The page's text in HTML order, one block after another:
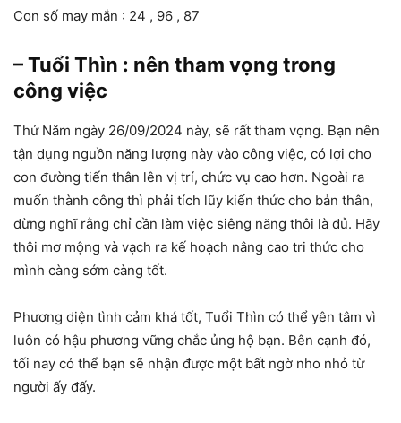
Con số may mắn : 24 , 96 , 87
– Tuổi Thìn : nên tham vọng trong
công việc
Thứ Năm ngày 26/09/2024 này, sẽ rất tham vọng. Bạn nên
tận dụng nguồn năng lượng này vào công việc, có lợi cho
con đường tiến thân lên vị trí, chức vụ cao hơn. Ngoài ra
muốn thành công thì phải tích lũy kiến thức cho bản thân,
đừng nghĩ rằng chỉ cần làm việc siêng năng thôi là đủ. Hãy
thôi mơ mộng và vạch ra kế hoạch nâng cao tri thức cho
mình càng sớm càng tốt.
Phương diện tình cảm khá tốt, Tuổi Thìn có thể yên tâm vì
luôn có hậu phương vững chắc ủng hộ bạn. Bên cạnh đó,
tối nay có thể bạn sẽ nhận được một bất ngờ nho nhỏ từ
người ấy đấy.